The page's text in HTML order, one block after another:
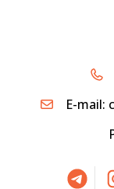
E-mail: